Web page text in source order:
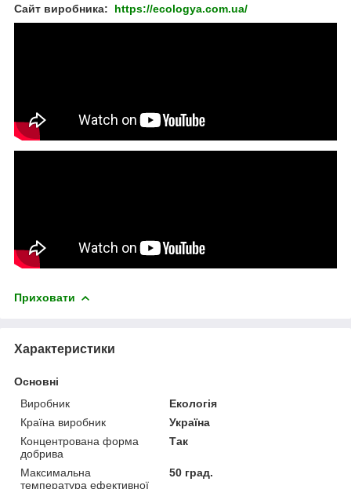
Сайт виробника: https://ecologya.com.ua/
Приховати
Характеристики
Основні
Виробник
Екологія
Країна виробник
Україна
Концентрована форма
добрива
Так
Максимальна
температура ефективної
50 град.